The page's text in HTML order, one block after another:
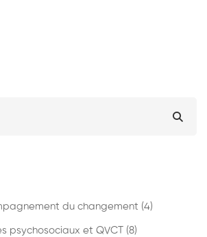
du changement (4)
psychosociaux et QVCT (8)